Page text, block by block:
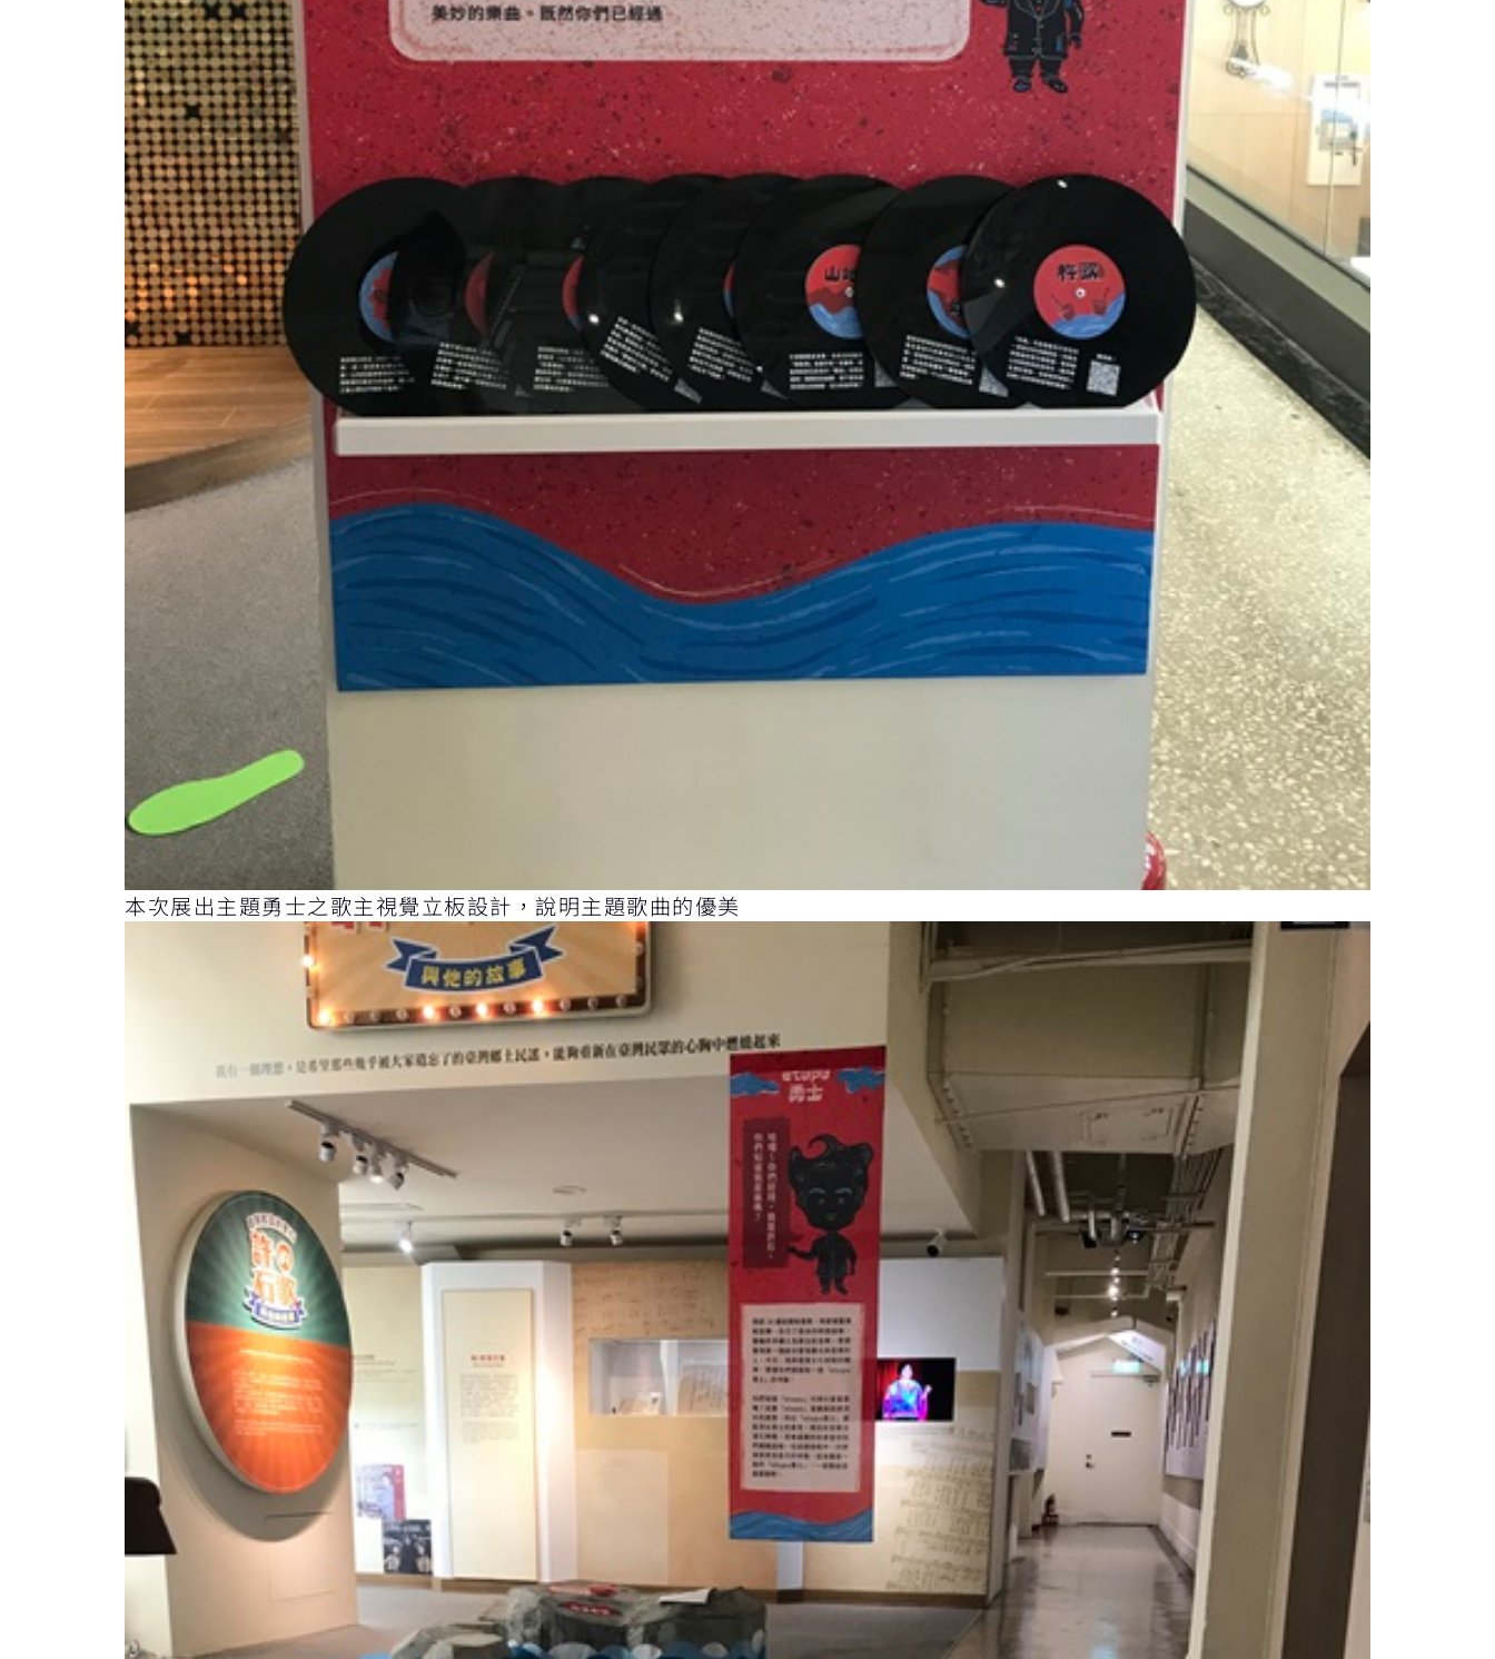
本次展出主題勇士之歌主視覺立板設計，說明主題歌曲的優美